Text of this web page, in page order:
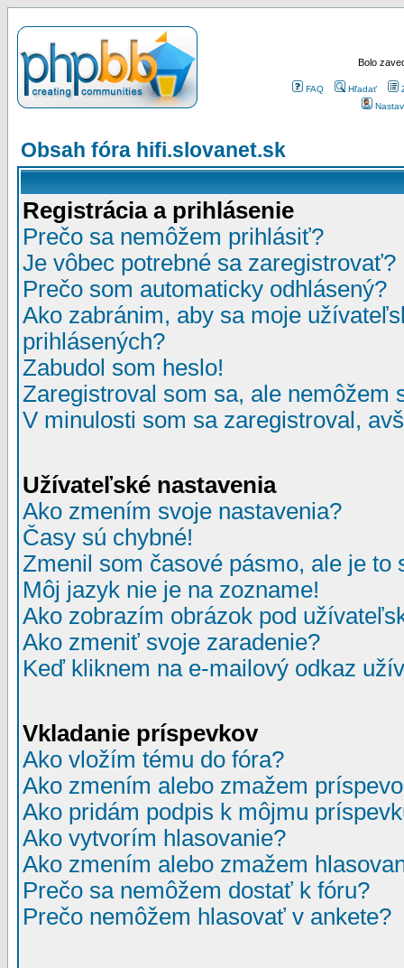
Bolo
FAQ Hľadať
Obsah fóra hifi.slovanet.sk
Registrácia a prihlásenie
Prečo sa nemôžem prihlásiť?
Je vôbec potrebné sa zaregistrovať?
Prečo som automaticky odhlásený?
Ako zabránim, aby sa moje
prihlásených?
Zabudol som heslo!
Zaregistroval som sa, ale nemôžem
V minulosti som sa zaregistroval,
Užívateľské nastavenia
Ako zmením svoje nastavenia?
Časy sú chybné!
Zmenil som časové pásmo, ale je to
Môj jazyk nie je na zozname!
Ako zobrazím obrázok pod
Ako zmeniť svoje zaradenie?
Keď kliknem na e-mailový odkaz
Vkladanie príspevkov
Ako vložím tému do fóra?
Ako zmením alebo zmažem
Ako pridám podpis k môjmu
Ako vytvorím hlasovanie?
Ako zmením alebo zmažem
Prečo sa nemôžem dostať k fóru?
Prečo nemôžem hlasovať v ankete?